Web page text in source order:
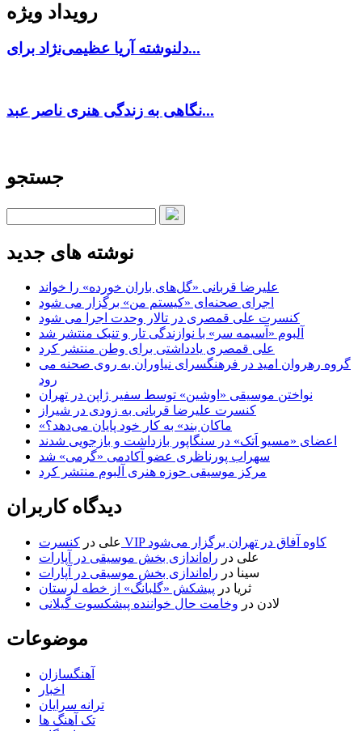
رویداد ویژه
دلنوشته آریا عظیمی‌نژاد برای...
نگاهی به زندگی هنری ناصر عبد...
جستجو
نوشته های جدید
علیرضا قربانی «گل‌های باران خورده» را خواند
اجرای صحنه‌ای «کیستم من» برگزار می شود
کنسرت علی قمصری در تالار وحدت اجرا می شود
آلبوم «آسیمه سر» با نوازندگی تار و تنبک منتشر شد
علی قمصری یادداشتی برای وطن منتشر کرد
گروه رهروان امید در فرهنگسرای نیاوران به روی صحنه می
رود
نواختن موسیقی «اوشین» توسط سفیر ژاپن در تهران
کنسرت علیرضا قربانی به زودی در شیراز
«ماکان بند» به کار خود پایان می‌دهد؟
اعضای «مسیو اَتک» در سنگاپور بازداشت و بازجویی شدند
سهراب پورناظری عضو آکادمی «گرمی» شد
مرکز موسیقی حوزه هنری آلبوم منتشر کرد
دیدگاه کاربران
علی در
کنسرت VIP کاوه آفاق در تهران برگزار می‌شود
علی در راه‌اندازی بخش موسیقی در آپارات
سینا در راه‌اندازی بخش موسیقی در آپارات
ثریا در پیشکش «گلبانگ» از خطه لرستان
لادن در وخامت حال خواننده پیشکسوت گیلانی
موضوعات
آهنگسازان
اخبار
ترانه سرایان
تک آهنگ ها